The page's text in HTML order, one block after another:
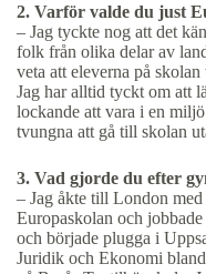
2. Varför valde du just
– Jag tyckte nog att det
folk från olika delar av
veta att eleverna på
Jag har alltid tyckt om att
lockande att vara i en
tvungna att gå till skolan
3. Vad gjorde du efter
– Jag åkte till London
Europaskolan och
och började plugga i
Juridik och Ekonomi